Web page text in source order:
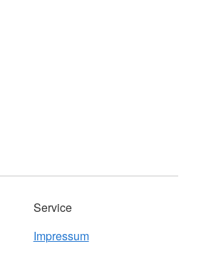
Service
Impressum